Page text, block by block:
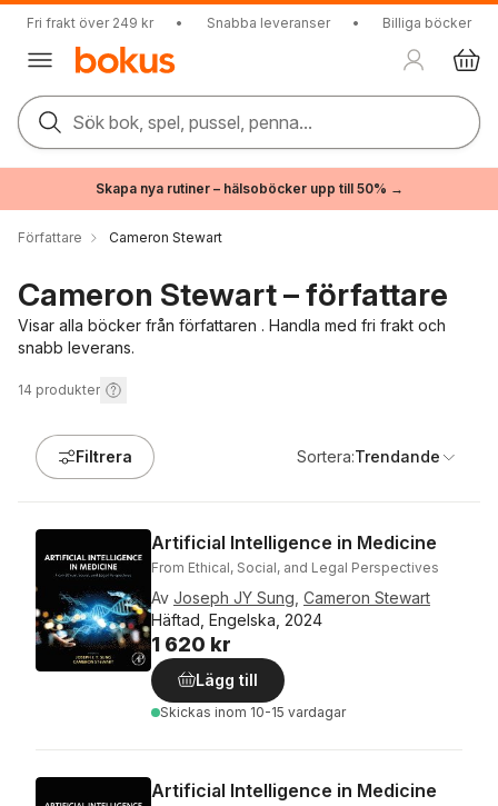
Fri frakt över 249 kr • Snabba leveranser • Billiga böcker
Sök bok, spel, pussel, penna...
Skapa nya rutiner – hälsoböcker upp till 50% →
Författare Cameron Stewart
Cameron Stewart – författare
Visar alla böcker från författaren . Handla med fri frakt och
snabb leverans.
14 produkter
Filtrera Sortera:Trendande
Artificial Intelligence in Medicine
From Ethical, Social, and Legal Perspectives
Av Joseph JY Sung Cameron Stewart
Häftad, Engelska, 2024
1 620 kr
Lägg till
Skickas inom 10-15 vardagar
Artificial Intelligence in Medicine